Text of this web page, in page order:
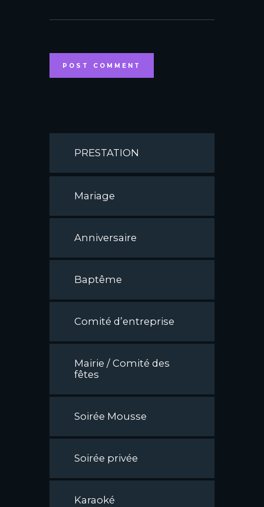
PRESTATION
Mariage
Anniversaire
Baptême
Comité d’entreprise
Mairie / Comité des
fêtes
Soirée Mousse
Soirée privée
Karaoké